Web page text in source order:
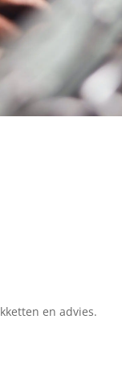
en advies.